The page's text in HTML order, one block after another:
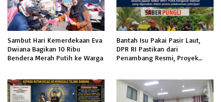
Sambut Hari Kemerdekaan Eva
Dwiana Bagikan 10 Ribu
Bendera Merah Putih ke Warga
Bantah Isu Pakai Pasir Laut,
DPR RI Pastikan dari
Penambang Resmi, Proyek